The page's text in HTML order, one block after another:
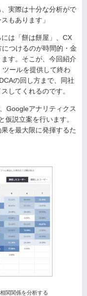
、実際は十分な分析がで
もあります」
は「餅は餅屋」、CX
つけるのが時間的・金
す。そこが、今回紹介
ールを提供して終わ
の回し方まで、同社
してくれるのです。
Googleアナリティクス
仮説立案を行います。
を最大限に発揮するた
関関係を分析する